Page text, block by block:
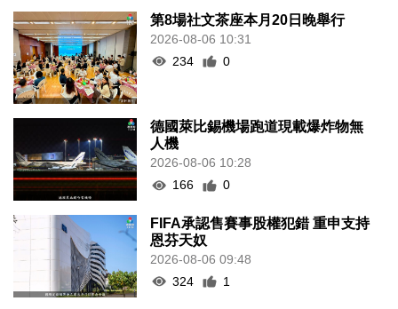
第8場社文茶座本月20日晚舉行
2026-08-06 10:31
234
0
德國萊比錫機場跑道現載爆炸物無
人機
2026-08-06 10:28
166
0
FIFA承認售賽事股權犯錯 重申支持
恩芬天奴
2026-08-06 09:48
324
1